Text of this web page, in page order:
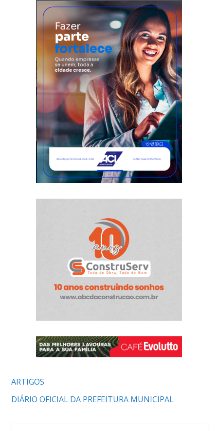
ARTIGOS
DIÁRIO OFICIAL DA PREFEITURA MUNICIPAL